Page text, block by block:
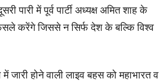
पारी में पूर्व पार्टी अध्यक्ष अमित शाह के
करेंगे जिससे न सिर्फ देश के बल्कि विश्व
होने वाली लाइव बहस को महाभारत व